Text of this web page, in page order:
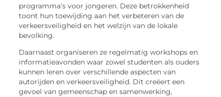
programma’s voor jongeren. Deze betrokkenheid
toont hun toewijding aan het verbeteren van de
verkeersveiligheid en het welzijn van de lokale
bevolking.
Daarnaast organiseren ze regelmatig workshops en
informatieavonden waar zowel studenten als ouders
kunnen leren over verschillende aspecten van
autorijden en verkeersveiligheid. Dit creëert een
gevoel van gemeenschap en samenwerking,